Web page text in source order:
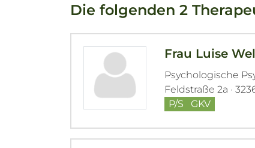
Die folgenden 2
Frau Luise
Psychologische
Feldstraße 2a ·
P/S
GKV